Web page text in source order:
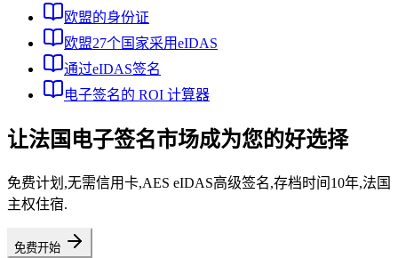
欧盟的身份证
欧盟27个国家采用eIDAS
通过eIDAS签名
电子签名的 ROI 计算器
让法国电子签名市场成为您的好选择
免费计划,无需信用卡,AES eIDAS高级签名,存档时间10年,法国
主权住宿.
免费开始